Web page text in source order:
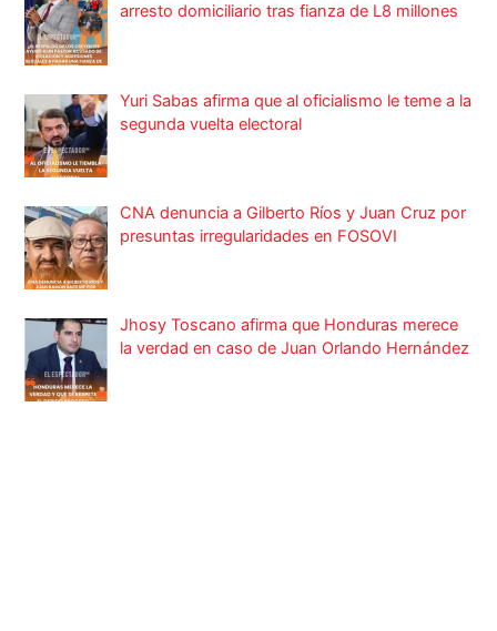
arresto domiciliario tras fianza de L8 millones
Yuri Sabas afirma que al oficialismo le teme a la
segunda vuelta electoral
CNA denuncia a Gilberto Ríos y Juan Cruz por
presuntas irregularidades en FOSOVI
Jhosy Toscano afirma que Honduras merece
la verdad en caso de Juan Orlando Hernández